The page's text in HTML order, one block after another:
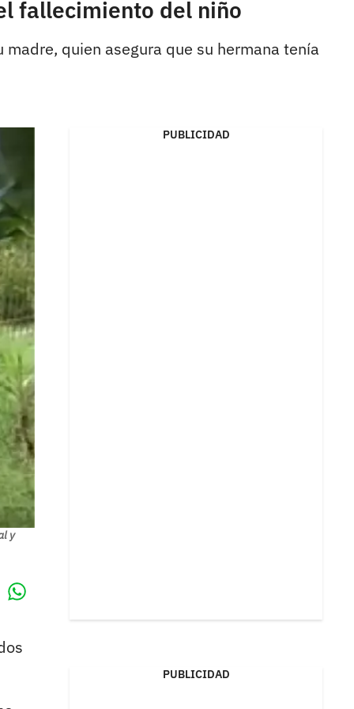
fallecimiento del niño
quien asegura que su hermana tenía
y
PUBLICIDAD
PUBLICIDAD